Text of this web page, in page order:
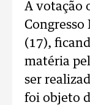
A votação
(17),
matéria
ser
foi objeto